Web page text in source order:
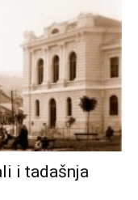
i tadašnja